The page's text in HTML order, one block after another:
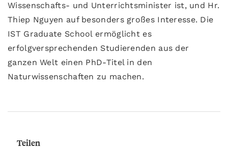
Wissenschafts- und Unterrichtsminister ist, und Hr.
Thiep Nguyen auf besonders großes Interesse. Die
IST Graduate School ermöglicht es
erfolgversprechenden Studierenden aus der
ganzen Welt einen PhD-Titel in den
Naturwissenschaften zu machen.
Teilen